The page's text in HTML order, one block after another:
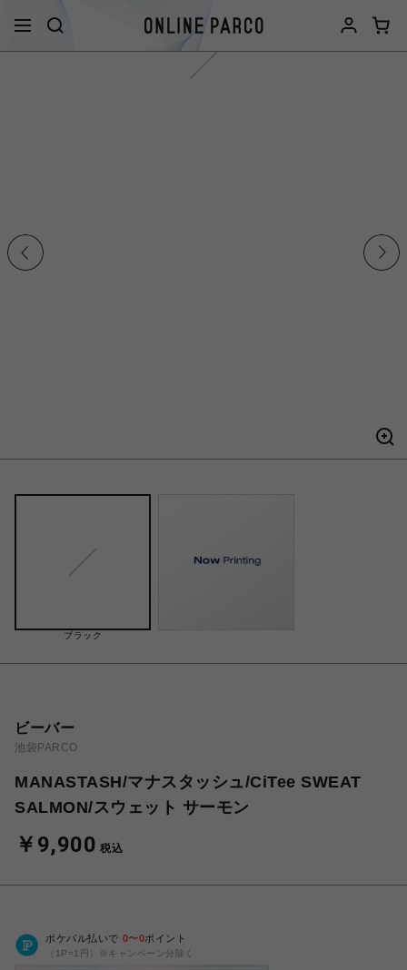
ブラック
ビーバー
池袋PARCO
MANASTASH/マナスタッシュ/CiTee SWEAT
SALMON/スウェット サーモン
￥9,900 税込
ポケパル払いで 0〜0ポイント
（1P=1円）※キャンペーン分除く